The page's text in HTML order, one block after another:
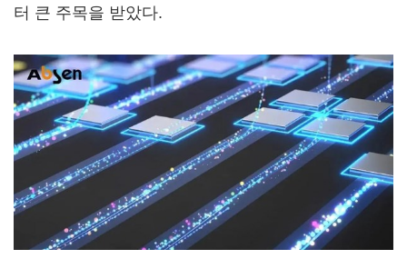
터 큰 주목을 받았다.